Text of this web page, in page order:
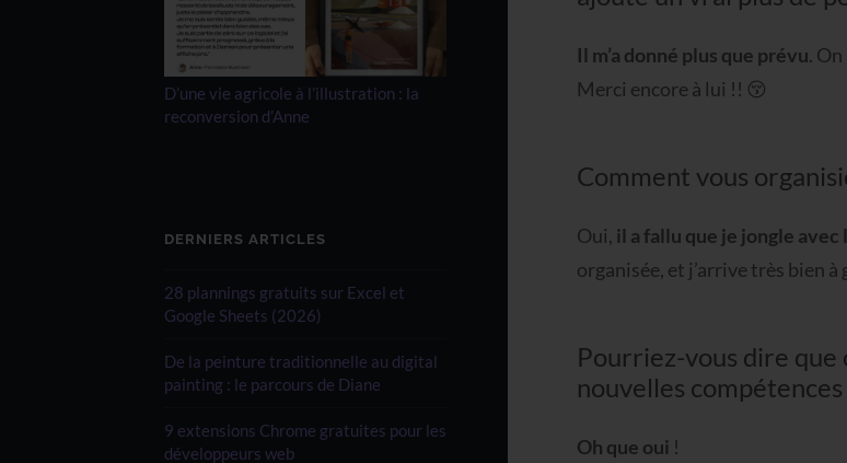
D’une vie agricole à l’illustration : la
reconversion d’Anne
DERNIERS ARTICLES
28 plannings gratuits sur Excel et
Google Sheets (2026)
De la peinture traditionnelle au digital
painting : le parcours de Diane
9 extensions Chrome gratuites pour les
développeurs web
Il m’a donné plus que prévu.
Merci encore à lui !! 😚
Comment vous
Oui, il a fallu que je jongle avec
organisée, et j’arrive très bien
Pourriez-vous dire que
nouvelles
Oh que oui !